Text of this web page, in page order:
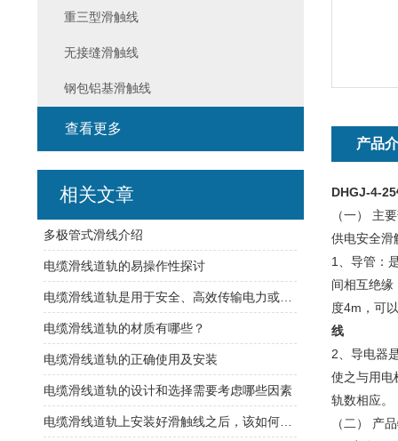
产品
DHGJ-4-
（一） 主
供电安全滑
1、导管：
间相互绝缘
度4m，可
线
2、导电器
使之与用电
轨数相应。
（二） 产
重三型滑触线
无接缝滑触线
钢包铝基滑触线
查看更多
相关文章
​多极管式滑线介绍
电缆滑线道轨的易操作性探讨
电缆滑线道轨的材质有哪些？
电缆滑线道轨的正确使用及安装
电缆滑线道轨的设计和选择需要考虑哪些因素